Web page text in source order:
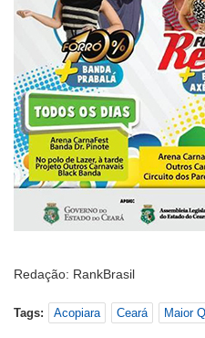
Redação: RankBrasil
Tags: Acopiara Ceará Maior